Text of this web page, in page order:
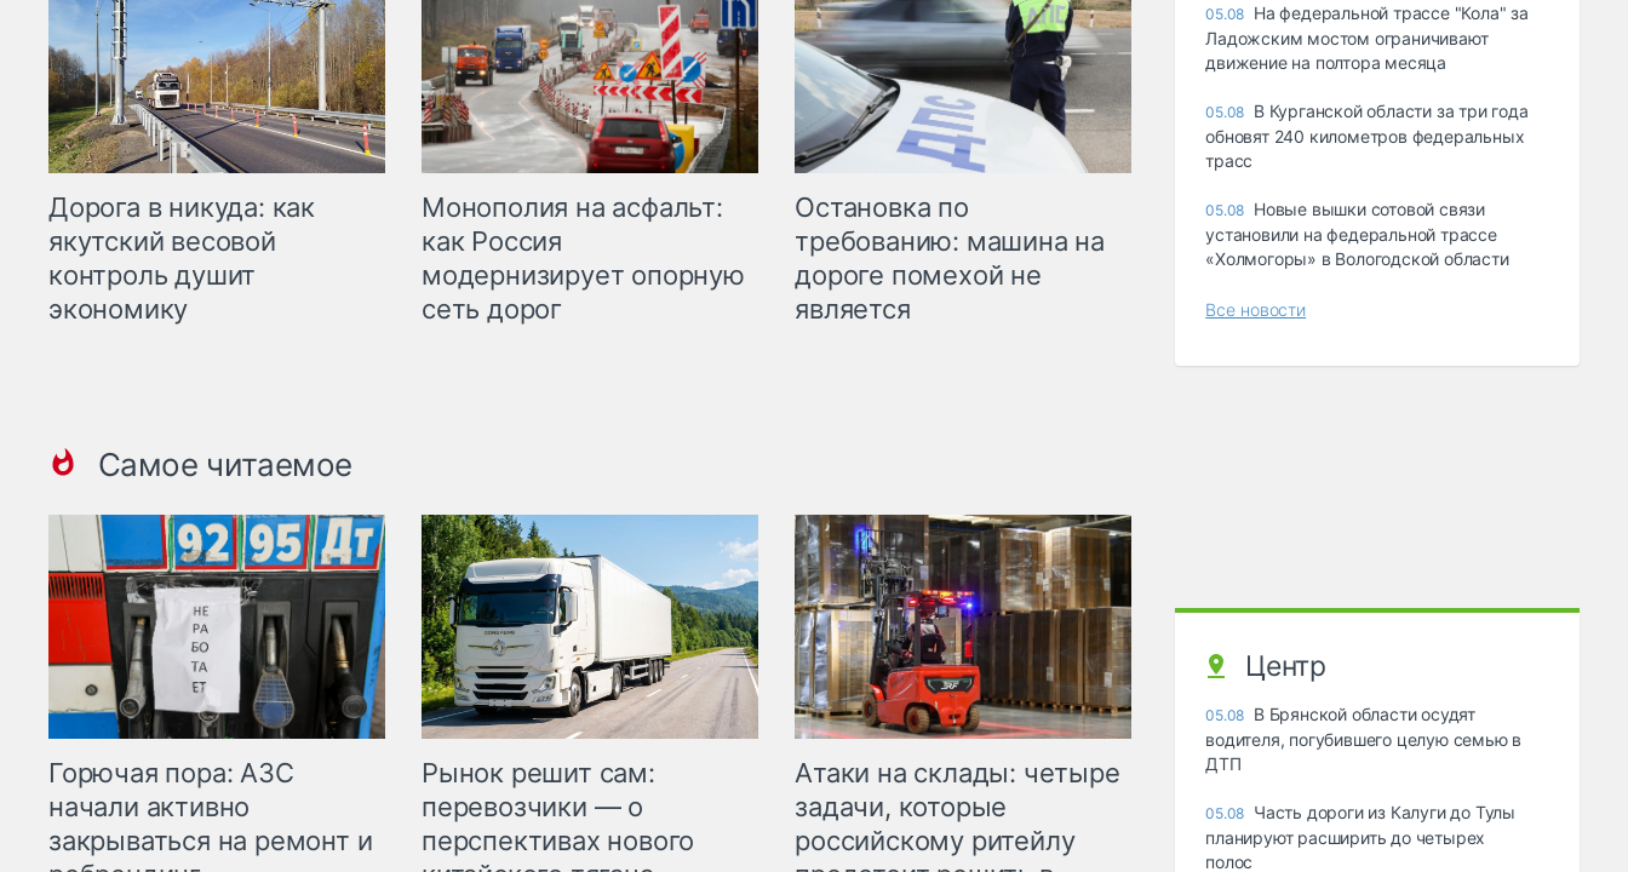
Дорога в никуда: как
якутский весовой
контроль душит
экономику
Монополия на асфальт:
как Россия
модернизирует опорную
сеть дорог
Остановка по
требованию: машина на
дороге помехой не
является
Самое читаемое
Горючая пора: АЗС
начали активно
закрываться на ремонт и
Рынок решит сам:
перевозчики — о
перспективах нового
Атаки на склады: четыре
задачи, которые
российскому ритейлу
05.08 На федеральной трассе "Кола" за
Ладожским мостом ограничивают
движение на полтора месяца
05.08 В Курганской области за три года
обновят 240 километров федеральных
трасс
05.08 Новые вышки сотовой связи
установили на федеральной трассе
«Холмогоры» в Вологодской области
Все новости
Центр
05.08 В Брянской области осудят
водителя, погубившего целую семью в
ДТП
05.08 Часть дороги из Калуги до Тулы
планируют расширить до четырех
полос